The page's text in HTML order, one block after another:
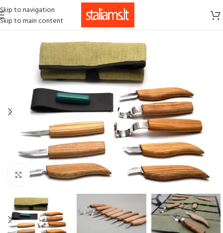
Skip to navigation
Skip to main content
Click to enlarge